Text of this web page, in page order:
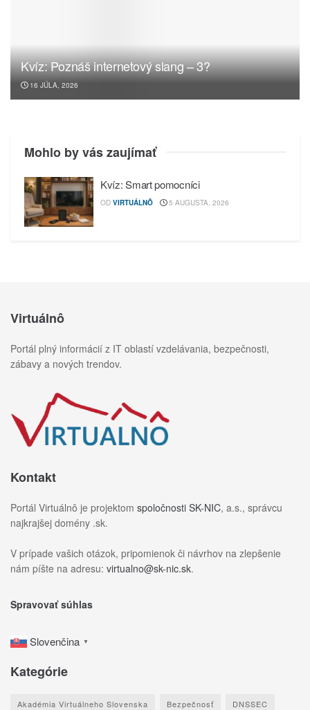
Kvíz: Poznáš internetový slang – 3?
16 JÚLA, 2026
Mohlo by vás zaujímať
Kvíz: Smart pomocníci
OD VIRTUÁLNÔ 5 AUGUSTA, 2026
Virtuálnô
Portál plný informácií z IT oblastí vzdelávania, bezpečnosti,
zábavy a nových trendov.
Kontakt
Portál Virtuálnô je projektom spoločnosti SK-NIC, a.s., správcu
najkrajšej domény .sk.
V prípade vašich otázok, pripomienok či návrhov na zlepšenie
nám píšte na adresu: virtualno@sk-nic.sk.
Spravovať súhlas
Slovenčina ▼
Kategórie
Akadémia Virtuálneho Slovenska Bezpečnosť DNSSEC